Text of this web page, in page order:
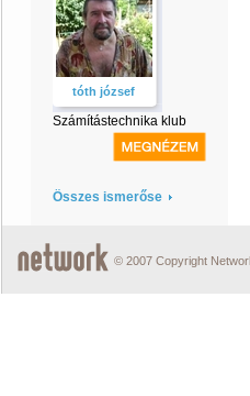
tóth józsef
Számítástechnika klub
Összes ismerőse
© 2007 Copyright